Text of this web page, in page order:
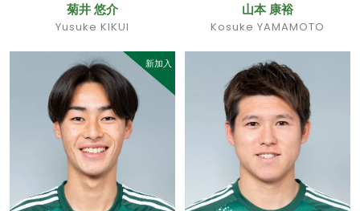
菊井 悠介
Yusuke KIKUI
山本 康裕
Kosuke YAMAMOTO
新加入